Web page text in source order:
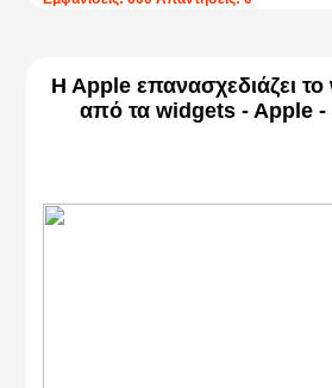
H Apple επανασχεδιάζει
από τα widgets - Apple